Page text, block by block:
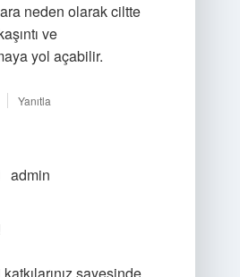
neden olarak ciltte
ve
yol açabilir.
Yanıtla
admin